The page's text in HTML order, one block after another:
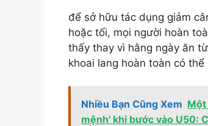
để sở hữu tác dụng giảm
hoặc tối, mọi người hoàn
thấy thay vì hằng ngày ăn
khoai lang hoàn toàn có
Nhiều Bạn Cũng Xem Một
mệnh' khi bước vào U50: